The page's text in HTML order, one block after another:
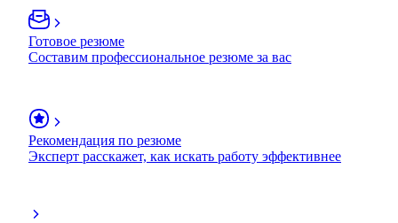
Готовое резюме
Составим профессиональное резюме за вас
Рекомендация по резюме
Эксперт расскажет, как искать работу эффективнее